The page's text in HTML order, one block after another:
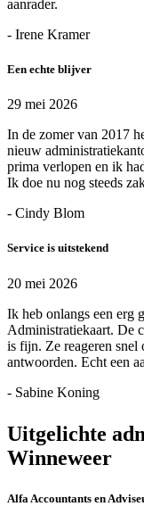
aanrader.
- Irene Kramer
Een echte blijver
29 mei 2026
In de zomer van 2017
nieuw
prima verlopen en ik
Ik doe nu nog steeds
- Cindy Blom
Service is uitstekend
20 mei 2026
Ik heb onlangs een erg
Administratiekaart. De
is fijn. Ze reageren snel
antwoorden. Echt een
- Sabine Koning
Uitgelichte
Winneweer
Alfa Accountants en